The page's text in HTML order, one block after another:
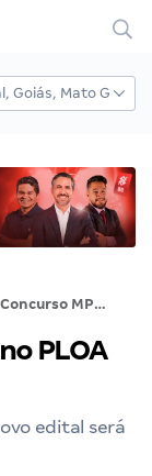
Concurso MPM: previsto no PLOA 2022! Fique por dentro!
PLOA
edital será